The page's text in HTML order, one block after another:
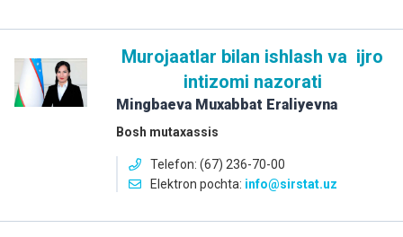
Murojaatlar bilan ishlash va ijro
intizomi nazorati
Mingbaeva Muxabbat Eraliyevna
Bosh mutaxassis
Telefon: (67) 236-70-00
Elektron pochta: info@sirstat.uz